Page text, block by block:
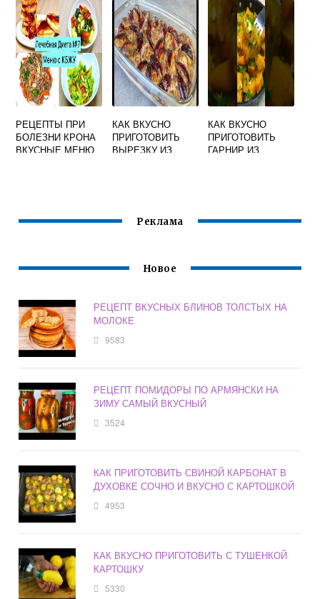
ОВОЩАМИ И
СМЕТАНОЙ
РЕЦЕПТ
ВКУСНО БЕЗ
МУКИ
УСЛОВИЯХ
ВКУСНО
РЕЦЕПТЫ ПРИ
БОЛЕЗНИ КРОНА
ВКУСНЫЕ МЕНЮ
КАК ВКУСНО
ПРИГОТОВИТЬ
ВЫРЕЗКУ ИЗ
КАК ВКУСНО
ПРИГОТОВИТЬ
ГАРНИР ИЗ
Реклама
Новое
РЕЦЕПТ ВКУСНЫХ БЛИНОВ ТОЛСТЫХ НА
МОЛОКЕ
9583
РЕЦЕПТ ПОМИДОРЫ ПО АРМЯНСКИ НА
ЗИМУ САМЫЙ ВКУСНЫЙ
3524
КАК ПРИГОТОВИТЬ СВИНОЙ КАРБОНАТ В
ДУХОВКЕ СОЧНО И ВКУСНО С КАРТОШКОЙ
4953
КАК ВКУСНО ПРИГОТОВИТЬ С ТУШЕНКОЙ
КАРТОШКУ
5330